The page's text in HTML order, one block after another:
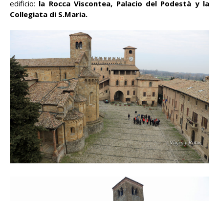
edificio: la Rocca Viscontea, Palacio del Podestà y la
Collegiata di S.Maria.